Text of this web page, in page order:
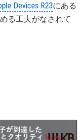
Devices R23にある
る工夫がなされて